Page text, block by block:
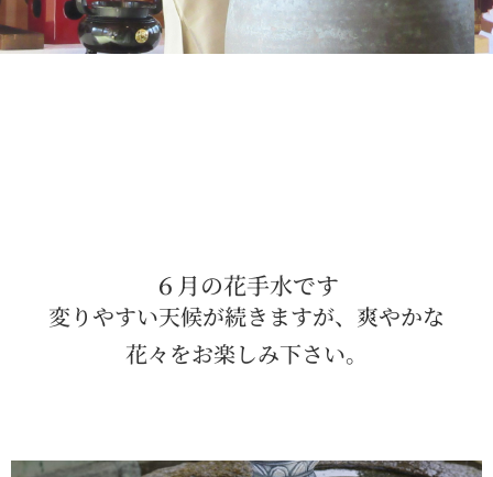
６月の花手水です
変りやすい天候が続きますが、爽やかな
花々をお楽しみ下さい。